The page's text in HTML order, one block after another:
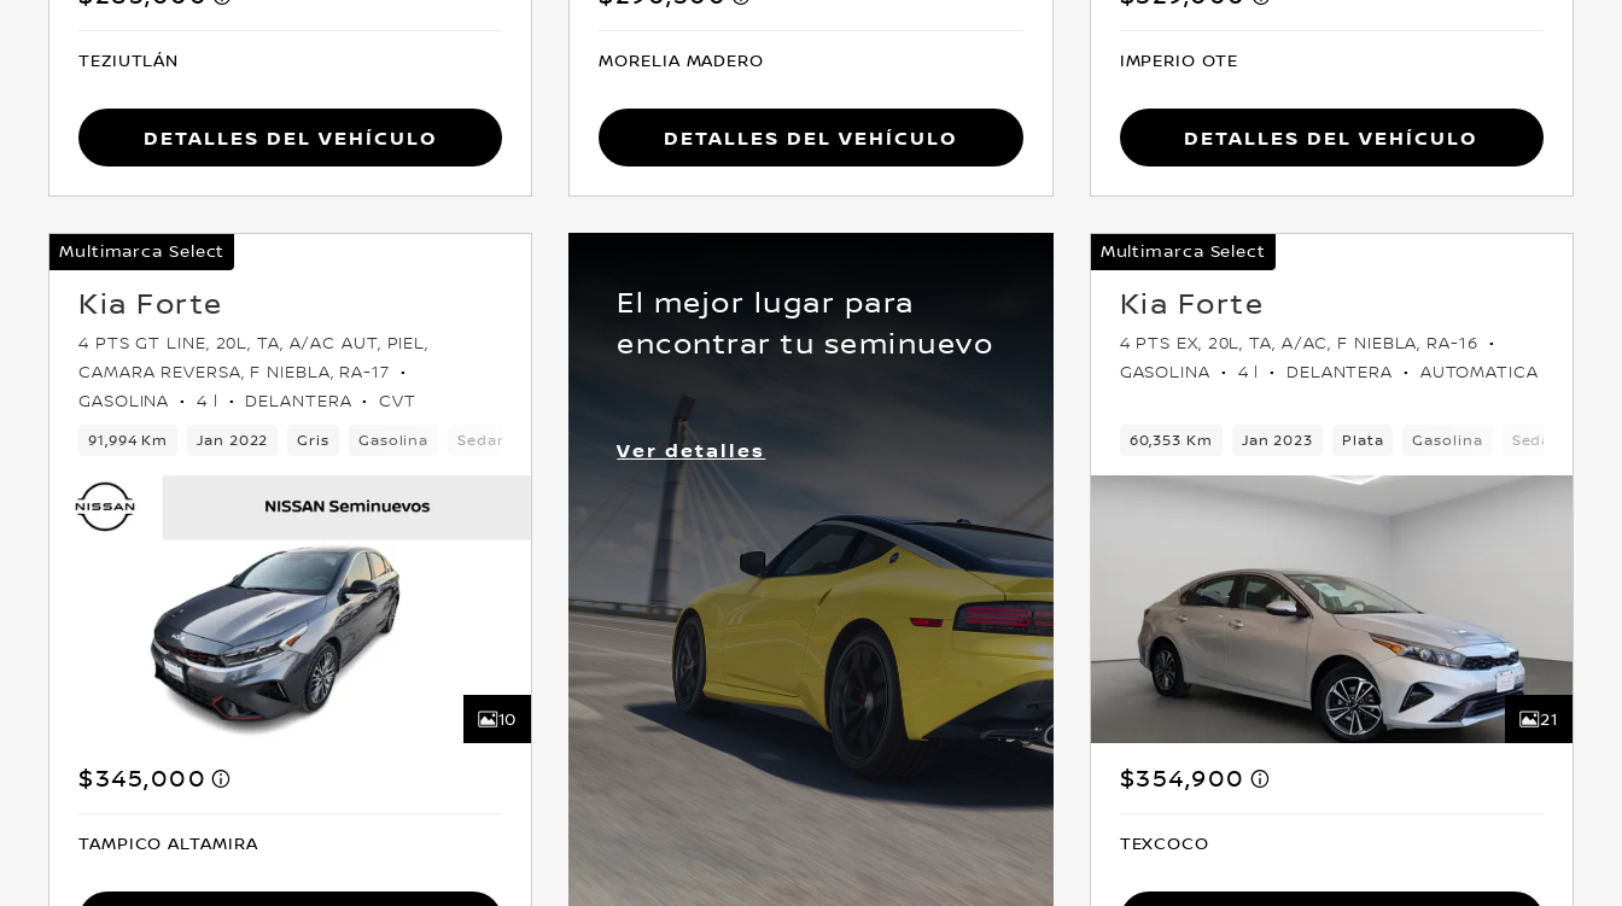
TEZIUTLÁN
Detalles del vehículo
MORELIA MADERO
Detalles del vehículo
IMPERIO OTE
Detalles del vehículo
Multimarca Select
Kia Forte
4 PTS GT LINE, 20L, TA, A/AC AUT, PIEL,
CAMARA REVERSA, F NIEBLA, RA-17
GASOLINA
4 l DELANTERA CVT
91,994 Km Jan 2022 Gris Gasolina Sedan
10
$345,000
TAMPICO ALTAMIRA
El mejor lugar para
encontrar tu seminuevo
Ver detalles
Multimarca Select
Kia Forte
4 PTS EX, 20L, TA, A/AC, F NIEBLA, RA-16
GASOLINA
4 l DELANTERA AUTOMATICA
60,353 Km Jan 2023 Plata Gasolina Sedan
21
$354,900
TEXCOCO